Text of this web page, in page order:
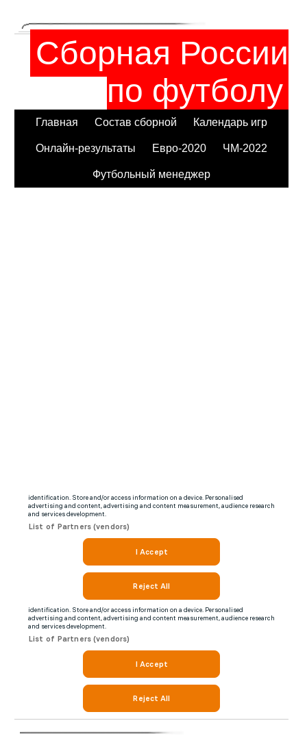
Сборная России
по футболу
Главная Состав сборной Календарь игр
Онлайн-результаты Евро-2020 ЧМ-2022
Футбольный менеджер